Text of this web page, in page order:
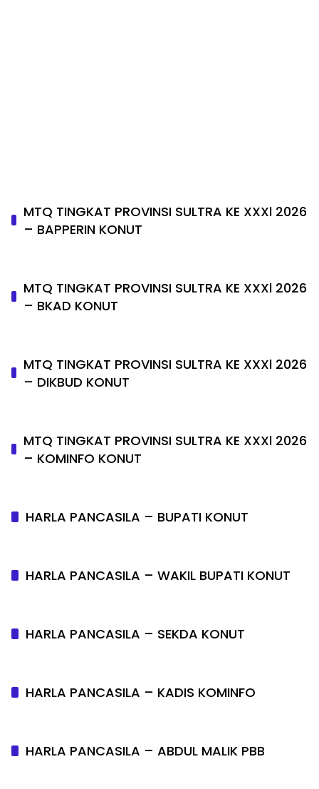
MTQ TINGKAT PROVINSI SULTRA KE XXXl 2026
– BAPPERIN KONUT
MTQ TINGKAT PROVINSI SULTRA KE XXXl 2026
– BKAD KONUT
MTQ TINGKAT PROVINSI SULTRA KE XXXl 2026
– DIKBUD KONUT
MTQ TINGKAT PROVINSI SULTRA KE XXXl 2026
– KOMINFO KONUT
HARLA PANCASILA – BUPATI KONUT
HARLA PANCASILA – WAKIL BUPATI KONUT
HARLA PANCASILA – SEKDA KONUT
HARLA PANCASILA – KADIS KOMINFO
HARLA PANCASILA – ABDUL MALIK PBB